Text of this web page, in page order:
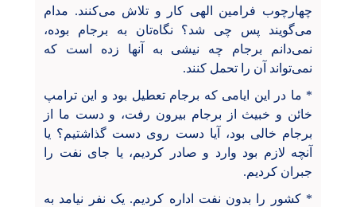
چهارچوب فرامین الهی کار و تلاش می‌کنند. مدام
می‌گویند پس چی شد؟ نگاه‌تان به برجام بوده،
نمی‌دانم برجام چه نیشی به آنها زده است که
نمی‌تواند آن را تحمل کنند.
* ما در این ایامی که برجام تعطیل بود و این ترامپ
خائن و خبیث از برجام بیرون رفت، و دست ما از
برجام خالی بود، آیا دست روی دست گذاشتیم؟ یا
آنچه لازم بود وارد و صادر کردیم، یا جای نفت را
جبران کردیم.
* کشور را بدون نفت اداره کردیم. یک نفر نیامد به